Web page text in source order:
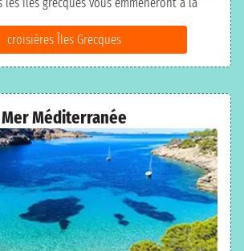
croisières Îles Grecques
Mer Méditerranée